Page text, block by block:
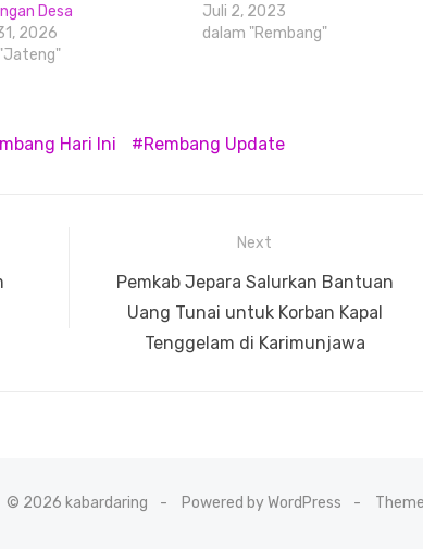
Desa
2026
Juli 2, 2023
dalam "Rembang"
Hari Ini Rembang Update
Next
Next
post:
Pemkab Jepara Salurkan Bantuan
Uang Tunai untuk Korban Kapal
Tenggelam di Karimunjawa
© 2026 kabardaring Powered by WordPress